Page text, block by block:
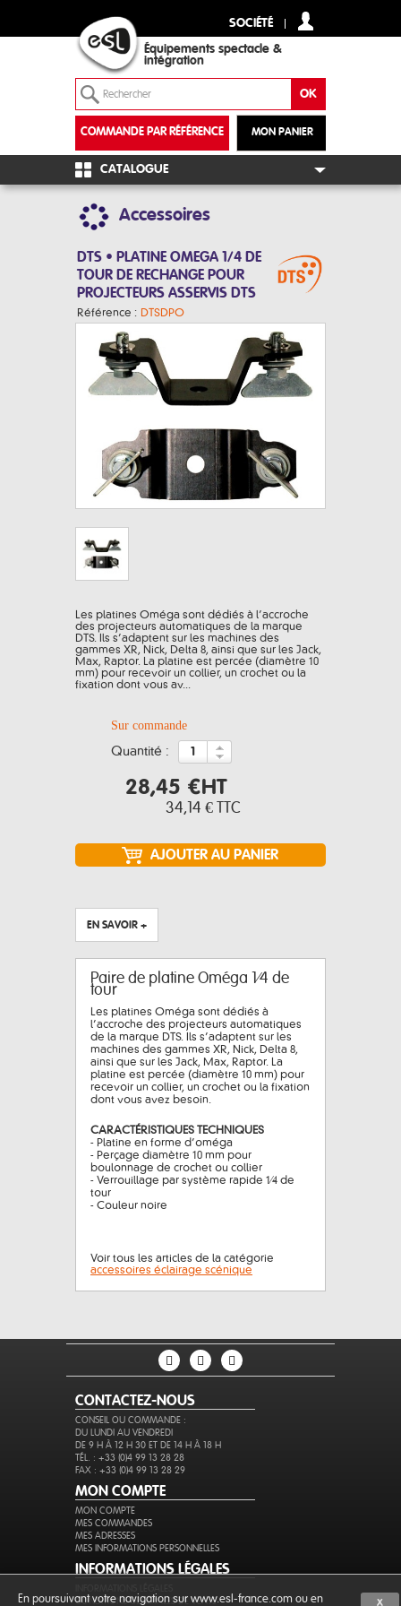
SOCIÉTÉ
Équipements spectacle &
intégration
MON PANIER
COMMANDE PAR RÉFÉRENCE
+
CATALOGUE
Accessoires
DTS • PLATINE OMEGA 1/4 DE
TOUR DE RECHANGE POUR
PROJECTEURS ASSERVIS DTS
Référence : DTSDPO
Les platines Oméga sont dédiés à l’accroche
des projecteurs automatiques de la marque
DTS. Ils s’adaptent sur les machines des
gammes XR, Nick, Delta 8, ainsi que sur les Jack,
Max, Raptor. La platine est percée (diamètre 10
mm) pour recevoir un collier, un crochet ou la
fixation dont vous av...
Sur commande
quantité :
28,45 €HT
34,14 € TTC
EN SAVOIR +
Paire de platine Oméga 1⁄4 de
tour
Les platines Oméga sont dédiés à
l’accroche des projecteurs automatiques
de la marque DTS. Ils s’adaptent sur les
machines des gammes XR, Nick, Delta 8,
ainsi que sur les Jack, Max, Raptor. La
platine est percée (diamètre 10 mm) pour
recevoir un collier, un crochet ou la fixation
dont vous avez besoin.
CARACTÉRISTIQUES TECHNIQUES
- Platine en forme d’oméga
- Perçage diamètre 10 mm pour
boulonnage de crochet ou collier
- Verrouillage par système rapide 1⁄4 de
tour
- Couleur noire
Voir tous les articles de la catégorie
accessoires éclairage scénique
CONTACTEZ-NOUS
CONSEIL OU COMMANDE :
DU LUNDI AU VENDREDI
DE 9 H À 12 H 30 ET DE 14 H À 18 H
TÉL. : +33 (0)4 99 13 28 28
FAX : +33 (0)4 99 13 28 29
MON COMPTE
MON COMPTE
MES COMMANDES
MES ADRESSES
MES INFORMATIONS PERSONNELLES
INFORMATIONS LÉGALES
CONDITIONS GÉNÉRALES DE VENTE
X
En poursuivant votre navigation sur www.esl-france.com ou en